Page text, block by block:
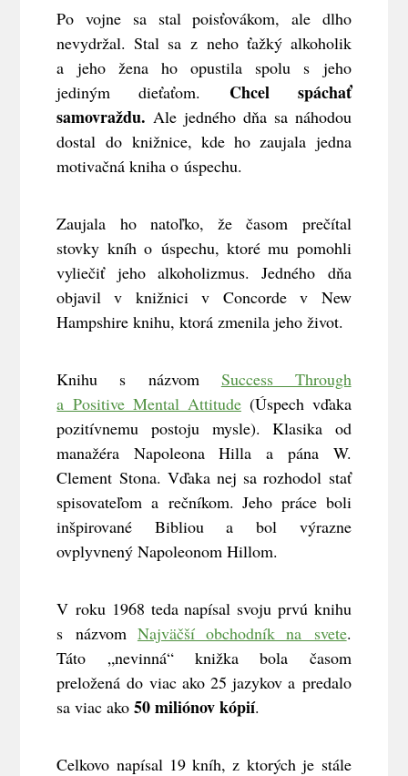
Po vojne sa stal poisťovákom, ale dlho
nevydržal. Stal sa z neho ťažký alkoholik
a jeho žena ho opustila spolu s jeho
jediným dieťaťom. Chcel spáchať
samovraždu. Ale jedného dňa sa náhodou
dostal do knižnice, kde ho zaujala jedna
motivačná kniha o úspechu.
Zaujala ho natoľko, že časom prečítal
stovky kníh o úspechu, ktoré mu pomohli
vyliečiť jeho alkoholizmus. Jedného dňa
objavil v knižnici v Concorde v New
Hampshire knihu, ktorá zmenila jeho život.
Knihu s názvom Success Through
a Positive Mental Attitude(Úspech vďaka
pozitívnemu postoju mysle). Klasika od
manažéra Napoleona Hilla a pána W.
Clement Stona. Vďaka nej sa rozhodol stať
spisovateľom a rečníkom. Jeho práce boli
inšpirované Bibliou a bol výrazne
ovplyvnený Napoleonom Hillom.
V roku 1968 teda napísal svoju prvú knihu
s názvom Najväčší obchodník na svete.
Táto „nevinná“ knižka bola časom
preložená do viac ako 25 jazykov a predalo
sa viac ako50 miliónov kópií.
Celkovo napísal 19 kníh, z ktorých je stále